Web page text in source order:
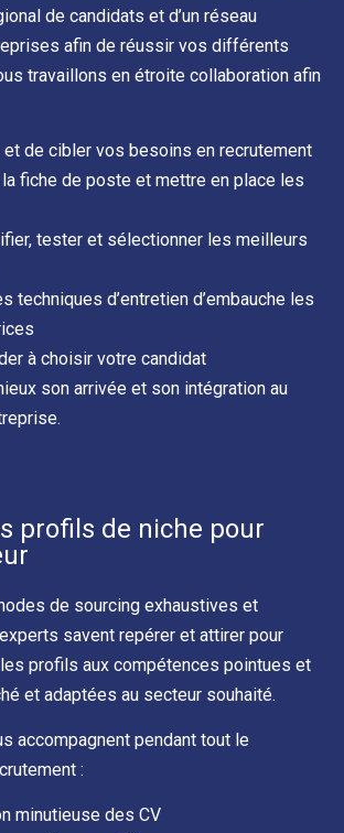
de candidats et d’un réseau
afin de réussir vos différents
travaillons en étroite collaboration afin
et de cibler vos besoins en recrutement
la fiche de poste et mettre en place les
tester et sélectionner les meilleurs
techniques d’entretien d’embauche les
à choisir votre candidat
son arrivée et son intégration au
profils de niche pour
de sourcing exhaustives et
savent repérer et attirer pour
profils aux compétences pointues et
et adaptées au secteur souhaité.
accompagnent pendant tout le
:
minutieuse des CV